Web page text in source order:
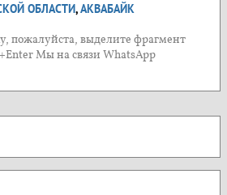
ОБЛАСТИ,АКВАБАЙК
пожалуйста, выделите фрагмент
Мы на связи WhatsApp